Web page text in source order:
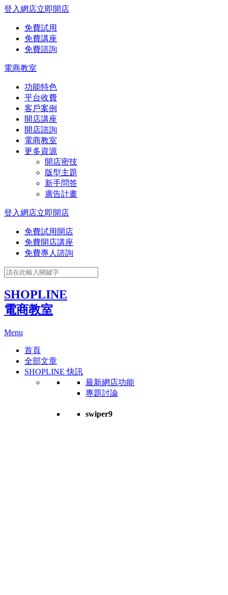
登入網店立即開店
免費試用
免費講座
免費諮詢
電商教室
功能特色
平台收費
客戶案例
開店講座
開店諮詢
電商教室
更多資源
開店密技
版型主題
新手問答
廣告計畫
登入網店立即開店
免費試用開店
免費開店講座
免費專人諮詢
SHOPLINE
電商教室
Menu
首頁
全部文章
SHOPLINE 快訊
最新網店功能
專題討論
swiper9